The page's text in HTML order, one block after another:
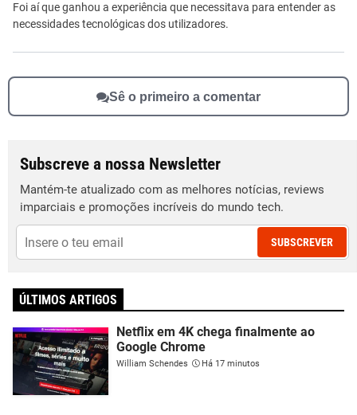
Foi aí que ganhou a experiência que necessitava para entender as
necessidades tecnológicas dos utilizadores.
Sê o primeiro a comentar
Subscreve a nossa Newsletter
Mantém-te atualizado com as melhores notícias, reviews
imparciais e promoções incríveis do mundo tech.
SUBSCREVER
ÚLTIMOS ARTIGOS
Netflix em 4K chega finalmente ao
Google Chrome
William Schendes Há 17 minutos